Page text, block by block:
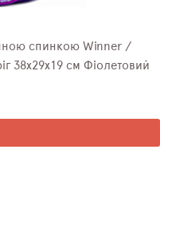
спинкою Winner /
38х29х19 см Фіолетовий